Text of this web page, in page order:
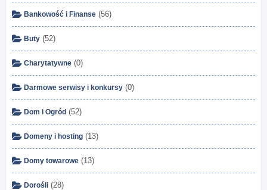
Bankowość i Finanse (56)
Buty (52)
Charytatywne (0)
Darmowe serwisy i konkursy (0)
Dom i Ogród (52)
Domeny i hosting (13)
Domy towarowe (13)
Dorośli (28)